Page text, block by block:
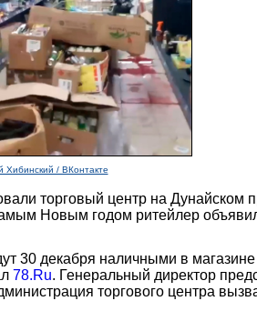
Хибинский / ВКонтакте
торговый центр на Дунайском
Новым годом ритейлер
декабря наличными в
78.Ru. Генеральный директор
торгового центра